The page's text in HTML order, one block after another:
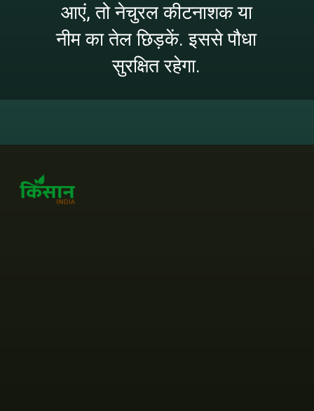
आएं, तो नेचुरल कीटनाशक या
नीम का तेल छिड़कें. इससे पौधा
सुरक्षित रहेगा.